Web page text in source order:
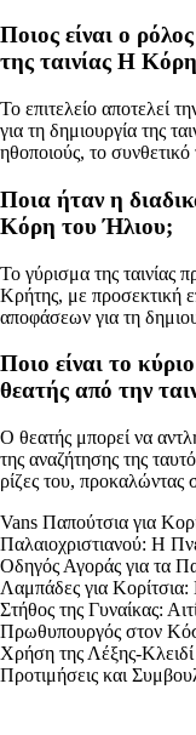
Ποιος είναι ο
της ταινίας Η
Το επιτελείο αποτελεί
για τη δημιουργία της
ηθοποιούς, το
Ποια ήταν η
Κόρη του Ήλιου;
Το γύρισμα της ταινίας
Κρήτης, με προσεκτική
αποφάσεων για τη
Ποιο είναι το
θεατής από την
Ο θεατής μπορεί να
της αναζήτησης της
ρίζες του, προκαλώντας
Vans Παπούτσια για
Παλαιοχριστιανού: Η
Οδηγός Αγοράς για τα
Λαμπάδες για
Στήθος της Γυναίκας:
Πρωθυπουργός στον
Χρήση της Λέξης-Κλειδί
Προτιμήσεις και